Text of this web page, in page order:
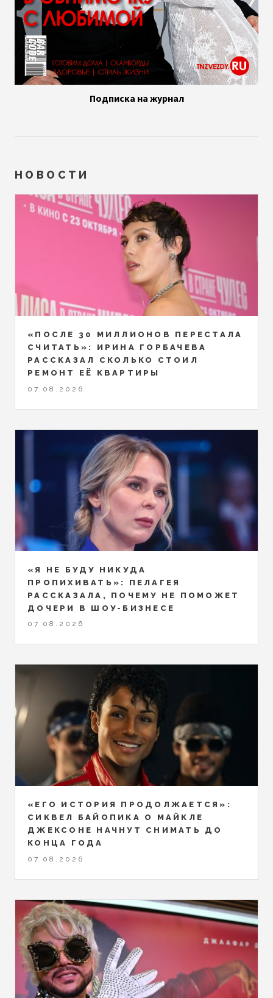
Подписка на журнал
НОВОСТИ
«ПОСЛЕ 30 МИЛЛИОНОВ ПЕРЕСТАЛА
СЧИТАТЬ»: ИРИНА ГОРБАЧЕВА
РАССКАЗАЛ СКОЛЬКО СТОИЛ
РЕМОНТ ЕЁ КВАРТИРЫ
07.08.2026
«Я НЕ БУДУ НИКУДА
ПРОПИХИВАТЬ»: ПЕЛАГЕЯ
РАССКАЗАЛА, ПОЧЕМУ НЕ ПОМОЖЕТ
ДОЧЕРИ В ШОУ-БИЗНЕСЕ
07.08.2026
«ЕГО ИСТОРИЯ ПРОДОЛЖАЕТСЯ»:
СИКВЕЛ БАЙОПИКА О МАЙКЛЕ
ДЖЕКСОНЕ НАЧНУТ СНИМАТЬ ДО
КОНЦА ГОДА
07.08.2026